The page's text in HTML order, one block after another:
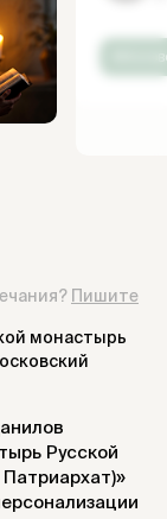
Пишите
монастырь
Русской